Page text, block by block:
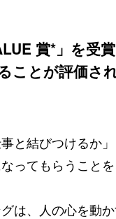
賞*」を受
ことが評価さ
事と結びつけるか
ってもらうこと
は、人の心を動